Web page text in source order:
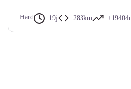
Hard 19j 283km